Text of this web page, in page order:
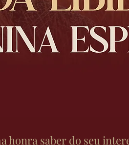
honra saber do seu